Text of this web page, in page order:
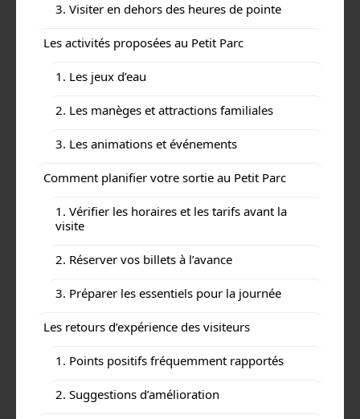
3. Visiter en dehors des heures de pointe
Les activités proposées au Petit Parc
1. Les jeux d’eau
2. Les manèges et attractions familiales
3. Les animations et événements
Comment planifier votre sortie au Petit Parc
1. Vérifier les horaires et les tarifs avant la
visite
2. Réserver vos billets à l’avance
3. Préparer les essentiels pour la journée
Les retours d’expérience des visiteurs
1. Points positifs fréquemment rapportés
2. Suggestions d’amélioration